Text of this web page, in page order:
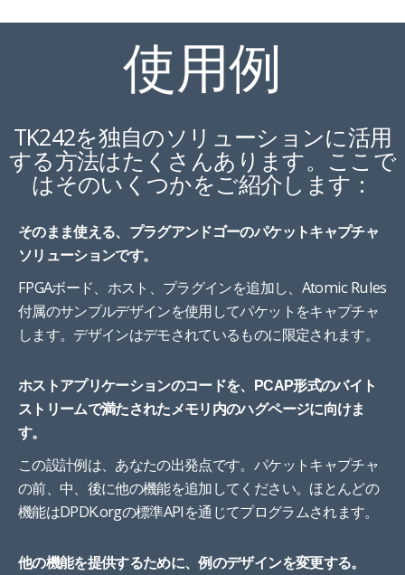
使用例
TK242を独自のソリューションに活用
する方法はたくさんあります。ここで
はそのいくつかをご紹介します：
そのまま使える、プラグアンドゴーのパケットキャプチャ
ソリューションです。
FPGAボード、ホスト、プラグインを追加し、Atomic Rules
付属のサンプルデザインを使用してパケットをキャプチャ
します。デザインはデモされているものに限定されます。
ホストアプリケーションのコードを、PCAP形式のバイト
ストリームで満たされたメモリ内のハグページに向けま
す。
この設計例は、あなたの出発点です。パケットキャプチャ
の前、中、後に他の機能を追加してください。ほとんどの
機能はDPDK.orgの標準APIを通じてプログラムされます。
他の機能を提供するために、例のデザインを変更する。